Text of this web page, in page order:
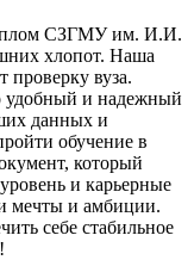
СЗГМУ им. И.И.
хлопот. Наша
проверку вуза.
удобный и надежный
данных и
обучение в
который
и карьерные
мечты и амбиции.
себе стабильное